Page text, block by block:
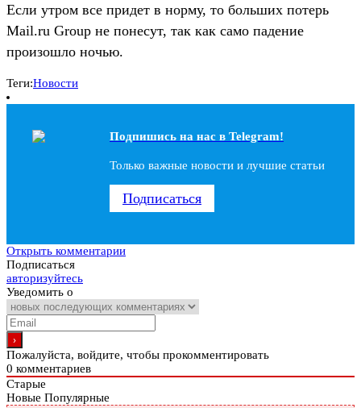
Если утром все придет в норму, то больших потерь
Mail.ru Group не понесут, так как само падение
произошло ночью.
Теги:Новости
Подпишись на наc в Telegram!
Только важные новости и лучшие статьи
Подписаться
Открыть комментарии
Подписаться
авторизуйтесь
Уведомить о
Пожалуйста, войдите, чтобы прокомментировать
0 комментариев
Старые
Новые Популярные